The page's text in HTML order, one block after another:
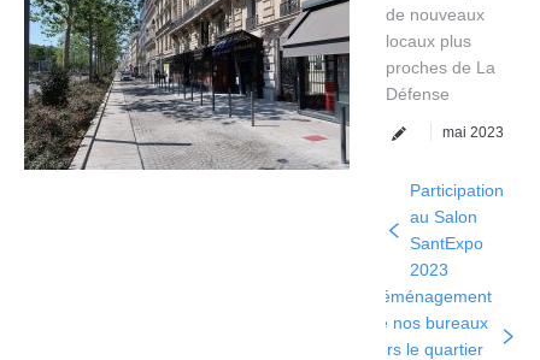
de nouveaux
locaux plus
proches de La
Défense
mai 2023
Participation
au Salon
SantExpo
2023
Déménagement
de nos bureaux
vers le quartier